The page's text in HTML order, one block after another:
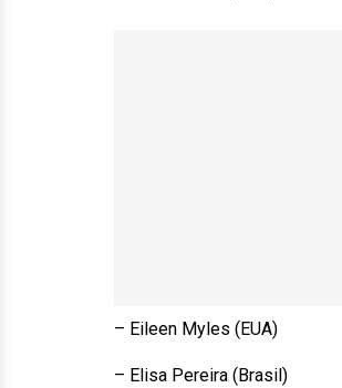
– Eileen Myles (EUA)
– Elisa Pereira (Brasil)